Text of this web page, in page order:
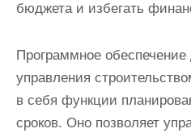
бюджета и избегать
Программное
управления
в себя функции
сроков. Оно позволяет